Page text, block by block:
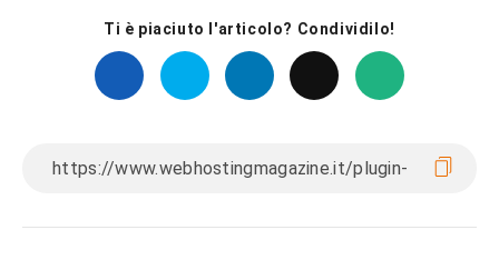
Ti è piaciuto l'articolo? Condividilo!